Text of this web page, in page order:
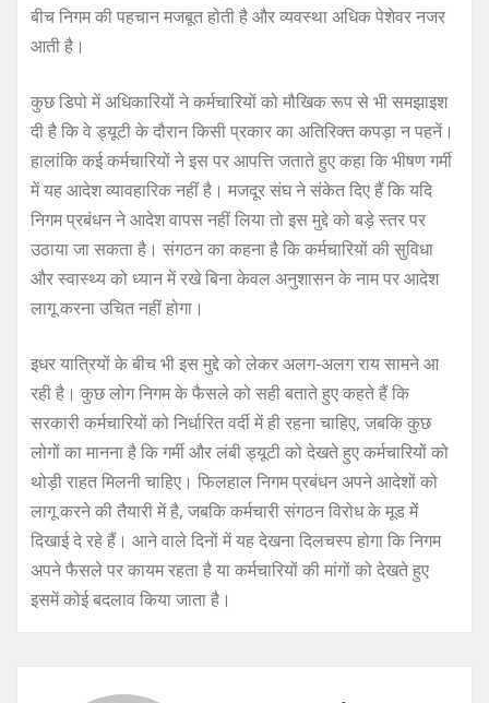
बीच निगम की पहचान मजबूत होती है और व्यवस्था अधिक पेशेवर नजर
आती है।
कुछ डिपो में अधिकारियों ने कर्मचारियों को मौखिक रूप से भी समझाइश
दी है कि वे ड्यूटी के दौरान किसी प्रकार का अतिरिक्त कपड़ा न पहनें।
हालांकि कई कर्मचारियों ने इस पर आपत्ति जताते हुए कहा कि भीषण गर्मी
में यह आदेश व्यावहारिक नहीं है। मजदूर संघ ने संकेत दिए हैं कि यदि
निगम प्रबंधन ने आदेश वापस नहीं लिया तो इस मुद्दे को बड़े स्तर पर
उठाया जा सकता है। संगठन का कहना है कि कर्मचारियों की सुविधा
और स्वास्थ्य को ध्यान में रखे बिना केवल अनुशासन के नाम पर आदेश
लागू करना उचित नहीं होगा।
इधर यात्रियों के बीच भी इस मुद्दे को लेकर अलग-अलग राय सामने आ
रही है। कुछ लोग निगम के फैसले को सही बताते हुए कहते हैं कि
सरकारी कर्मचारियों को निर्धारित वर्दी में ही रहना चाहिए, जबकि कुछ
लोगों का मानना है कि गर्मी और लंबी ड्यूटी को देखते हुए कर्मचारियों को
थोड़ी राहत मिलनी चाहिए। फिलहाल निगम प्रबंधन अपने आदेशों को
लागू करने की तैयारी में है, जबकि कर्मचारी संगठन विरोध के मूड में
दिखाई दे रहे हैं। आने वाले दिनों में यह देखना दिलचस्प होगा कि निगम
अपने फैसले पर कायम रहता है या कर्मचारियों की मांगों को देखते हुए
इसमें कोई बदलाव किया जाता है।